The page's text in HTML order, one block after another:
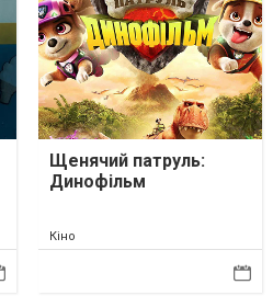
Щенячий патруль:
Динофільм
Кіно